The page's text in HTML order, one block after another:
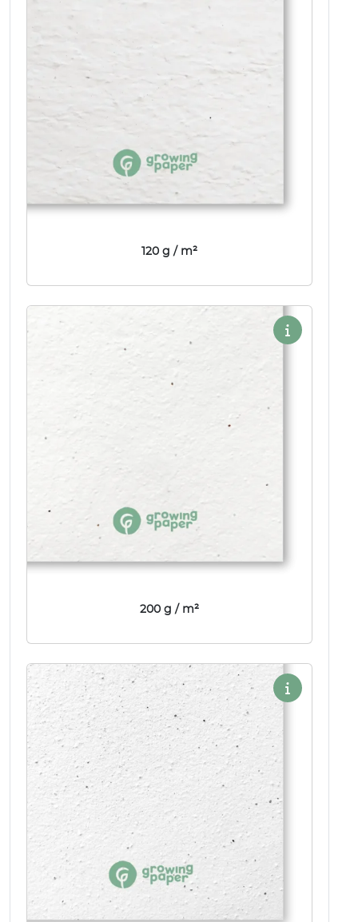
120 g / m²
200 g / m²